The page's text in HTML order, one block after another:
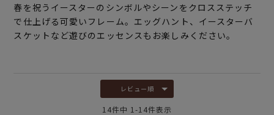
春を祝うイースターのシンボルやシーンをクロスステッチ
で仕上げる可愛いフレーム。エッグハント、イースターバ
スケットなど遊びのエッセンスもお楽しみください。
レビュー順
14件中 1 -14件表示